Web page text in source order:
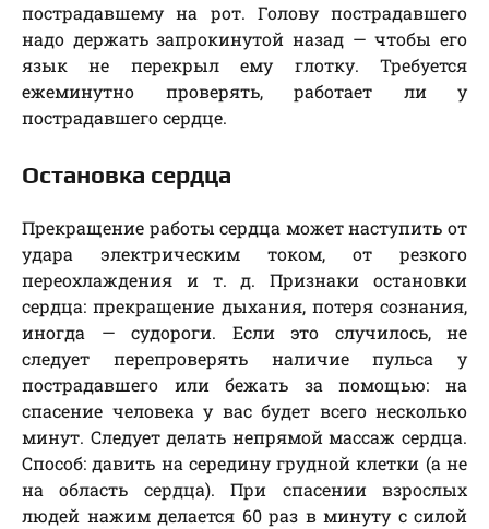
пострадавшему на рот. Голову пострадавшего
надо держать запрокинутой назад — чтобы его
язык не перекрыл ему глотку. Требуется
ежеминутно проверять, работает ли у
пострадавшего сердце.
Остановка сердца
Прекращение работы сердца может наступить от
удара электрическим током, от резкого
переохлаждения и т. д. Признаки остановки
сердца: прекращение дыхания, потеря сознания,
иногда — судороги. Если это случилось, не
следует перепроверять наличие пульса у
пострадавшего или бежать за помощью: на
спасение человека у вас будет всего несколько
минут. Следует делать непрямой массаж сердца.
Способ: давить на середину грудной клетки (а не
на область сердца). При спасении взрослых
людей нажим делается 60 раз в минуту с силой